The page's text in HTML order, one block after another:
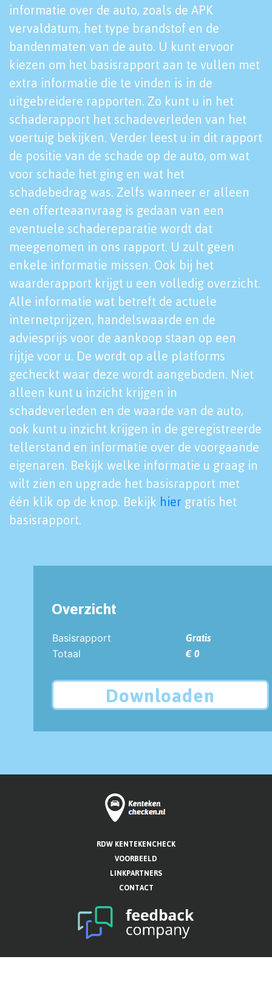
informatie over de auto, zoals de APK
vervaldatum, het type brandstof en de
bandenmaten van de auto. U kunt ervoor
kiezen om het basisrapport aan te vullen met
extra informatie die te vinden is in de
uitgebreidere rapporten. Zo kunt u in het
schaderapport het schadeverleden van het
voertuig bekijken. Verder leest u in dit rapport
de positie van de schade op de auto, om wat
voor schade het ging en wat het
schadebedrag was. Zelfs wanneer er alleen
een offerteaanvraag is gedaan van een
eventuele schadereparatie wordt dat
meegenomen in ons rapport. U zult geen
enkele informatie missen. Ook bij het
waarderapport krijgt u een volledig overzicht.
Alle informatie wat betreft de actuele
internetprijzen, handelswaarde en de
adviesprijs voor de aankoop staan op een
rijtje voor u. De wordt op alle platforms
gecheckt waar deze wordt aangeboden. Niet
alleen kunt u inzicht krijgen in
schadeverleden en de waarde van de auto,
ook kunt u inzicht krijgen in de geregistreerde
tellerstand en informatie over de voorgaande
eigenaren. Bekijk welke informatie u graag in
wilt zien en upgrade het basisrapport met
één klik op de knop. Bekijk hier gratis het
basisrapport.
Overzicht
Basisrapport
Gratis
Totaal
€ 0
Downloaden
RDW KENTEKENCHECK
VOORBEELD
LINKPARTNERS
CONTACT